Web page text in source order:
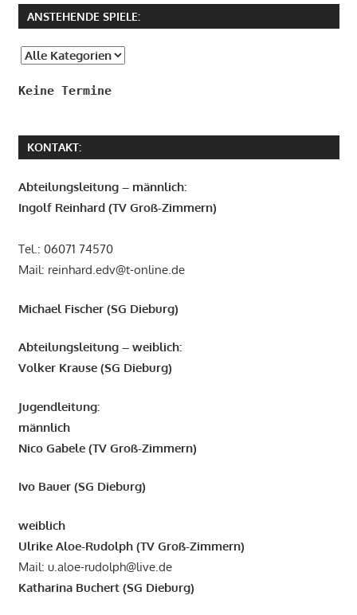
ANSTEHENDE SPIELE:
Keine Termine
KONTAKT:
Abteilungsleitung – männlich:
Ingolf Reinhard (TV Groß-Zimmern)
Tel.: 06071 74570
Mail: reinhard.edv@t-online.de
Michael Fischer (SG Dieburg)
Abteilungsleitung – weiblich:
Volker Krause (SG Dieburg)
Jugendleitung:
männlich
Nico Gabele (TV Groß-Zimmern)
Ivo Bauer (SG Dieburg)
weiblich
Ulrike Aloe-Rudolph (TV Groß-Zimmern)
Mail: u.aloe-rudolph@live.de
Katharina Buchert (SG Dieburg)